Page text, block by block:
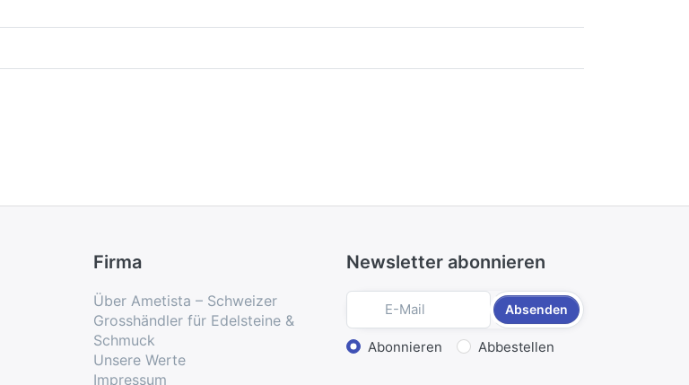
Firma
Über Ametista – Schweizer
Grosshändler für Edelsteine &
Schmuck
Unsere Werte
Impressum
Newsletter abonnieren
Absenden
Aktion wählen
Abonnieren Abbestellen